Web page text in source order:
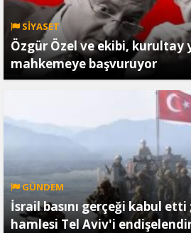
SİYASET
Özgür Özel ve ekibi, kurultay
mahkemeye başvuruyor
GÜNDEM
İsrail basını gerçeği kabul
hamlesi Tel Aviv'i